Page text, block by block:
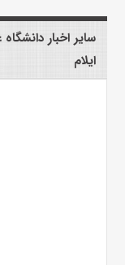
سایر اخبار
ایلام